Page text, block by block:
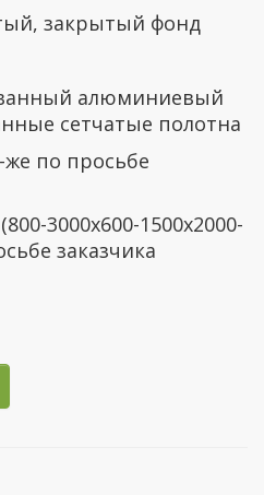
закрытый фонд
алюминиевый
сетчатые полотна
же по просьбе
3000х600-1500х2000-
заказчика